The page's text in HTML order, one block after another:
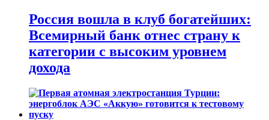
Россия вошла в клуб богатейших:
Всемирный банк отнес страну к
категории с высоким уровнем
дохода